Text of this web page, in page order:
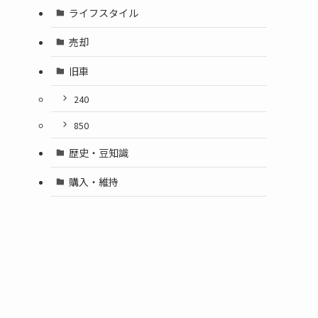
ライフスタイル
売却
旧車
240
850
歴史・豆知識
購入・維持